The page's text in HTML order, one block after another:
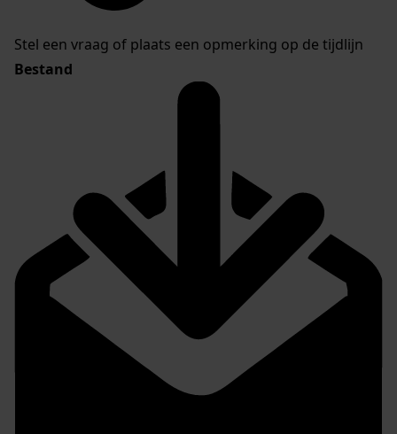
Stel een vraag of plaats een opmerking op de tijdlijn
Bestand